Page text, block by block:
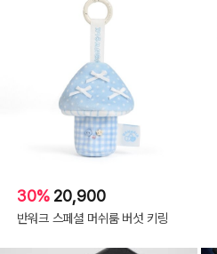
30% 20,900
반워크 스페셜 머쉬룸 버섯 키링